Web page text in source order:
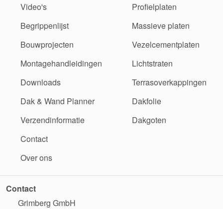
Video's
Begrippenlijst
Bouwprojecten
Montagehandleidingen
Downloads
Dak & Wand Planner
Verzendinformatie
Contact
Over ons
Profielplaten
Massieve platen
Vezelcementplaten
Lichtstraten
Terrasoverkappingen
Dakfolie
Dakgoten
Contact
Grimberg GmbH